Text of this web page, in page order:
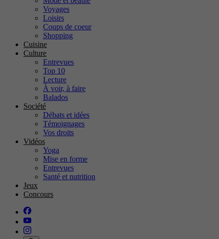
Voyages
Loisirs
Coups de coeur
Shopping
Cuisine
Culture
Entrevues
Top 10
Lecture
À voir, à faire
Balados
Société
Débats et idées
Témoignages
Vos droits
Vidéos
Yoga
Mise en forme
Entrevues
Santé et nutrition
Jeux
Concours